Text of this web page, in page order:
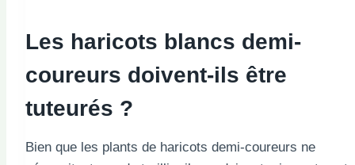
Les haricots blancs demi-
coureurs doivent-ils être
tuteurés ?
Bien que les plants de haricots demi-coureurs ne